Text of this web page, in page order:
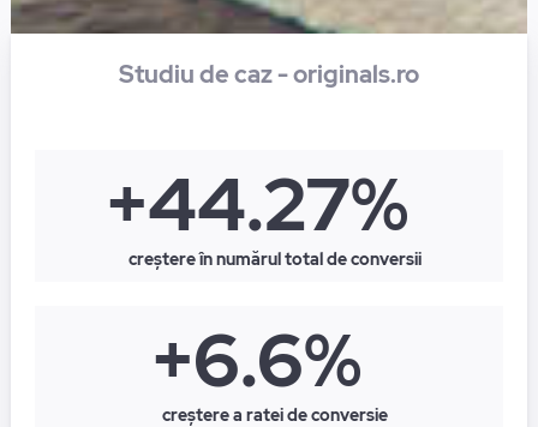
Studiu de caz - originals.ro
+44.27%
creștere în numărul total de conversii
+6.6%
creștere a ratei de conversie